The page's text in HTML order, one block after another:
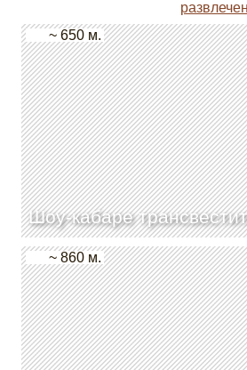
Шоу-кабаре
~ 650 м.
~ 860 м.